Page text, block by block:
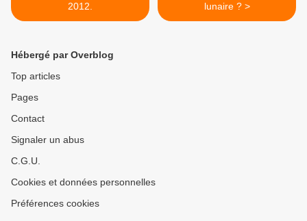
2012.
lunaire ? >
Hébergé par Overblog
Top articles
Pages
Contact
Signaler un abus
C.G.U.
Cookies et données personnelles
Préférences cookies